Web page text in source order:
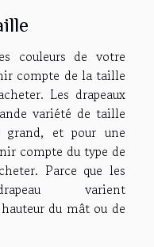
couleurs de votre
compte de la taille
Les drapeaux
variété de taille
et pour une
compte du type de
Parce que les
varient
du mât ou de